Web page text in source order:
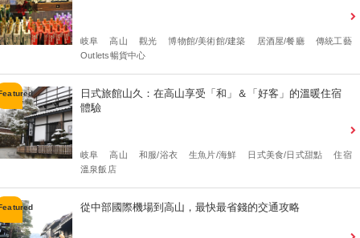
岐阜 高山 觀光 博物館/美術館/建築 居酒屋/餐廳
傳統工藝
Outlets暢貨中心
日式旅館山久：在高山享受「和」＆「好客」的溫暖住宿
體驗
岐阜 高山 和服/浴衣 生魚片/海鮮 日式美食/日式甜點
住宿
溫泉飯店
從中部國際機場到高山，最快最省錢的交通攻略